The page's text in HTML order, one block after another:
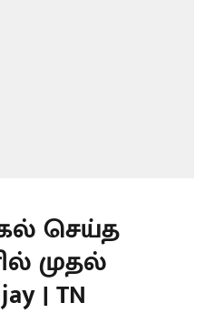
செய்த
முதல்
| TN